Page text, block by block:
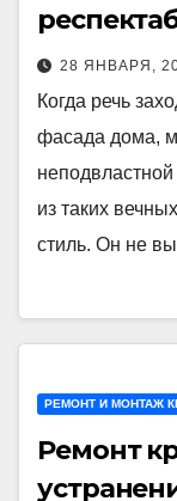
28 ЯНВАРЯ,
Когда речь
фасада дома,
из таких
стиль. Он не
РЕМОНТ И МОНТАЖ
Ремонт